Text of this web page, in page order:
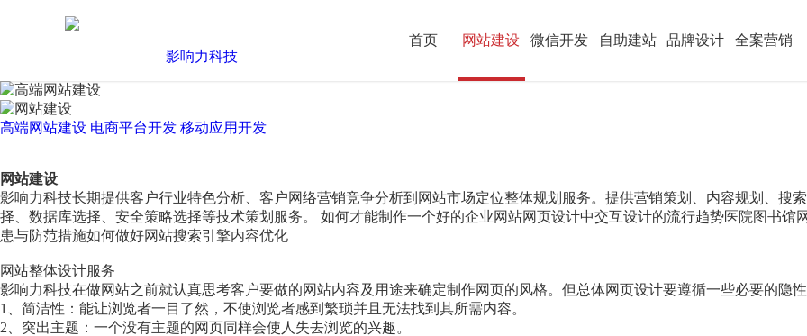
首页 网站建设 微信开发 自助建站 品牌设计 全案营销
高端网站建设 电商平台开发 移动应用开发
网站建设
影响力科技长期提供客户行业特色分析、客户网络营销竞争分析到网站市场定位整体规划服务。提供营销策划、内容规划、搜
择、数据库选择、安全策略选择等技术策划服务。 如何才能制作一个好的企业网站网页设计中交互设计的流行趋势医院图书
患与防范措施如何做好网站搜索引擎内容优化
网站整体设计服务
影响力科技在做网站之前就认真思考客户要做的网站内容及用途来确定制作网页的风格。但总体网页设计要遵循一些必要的隐
1、简洁性：能让浏览者一目了然，不使浏览者感到繁琐并且无法找到其所需内容。
2、突出主题：一个没有主题的网页同样会使人失去浏览的兴趣。